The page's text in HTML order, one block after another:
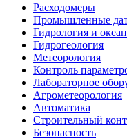
Расходомеры
Промышленные
Гидрология и
Гидрогеология
Метеорология
Контроль
Лабораторное
Агрометеорология
Автоматика
Строительный
Безопасность